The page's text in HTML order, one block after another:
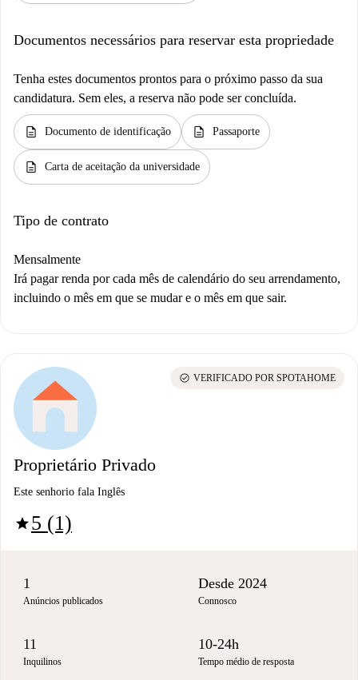
Documentos necessários para reservar esta propriedade
Tenha estes documentos prontos para o próximo passo da sua
candidatura. Sem eles, a reserva não pode ser concluída.
description Documento de identificação description Passaporte
description Carta de aceitação da universidade
Tipo de contrato
Mensalmente
Irá pagar renda por cada mês de calendário do seu arrendamento,
incluindo o mês em que se mudar e o mês em que sair.
Proprietário Privado
Este senhorio fala Inglês
star5 (1)
check_circle VERIFICADO POR SPOTAHOME
1
Anúncios publicados
Desde 2024
Connosco
11
Inquilinos
10-24h
Tempo médio de resposta